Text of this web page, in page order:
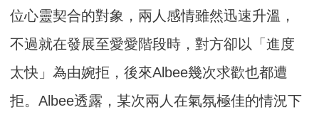
位心靈契合的對象，兩人感情雖然迅速升溫，
不過就在發展至愛愛階段時，對方卻以「進度
太快」為由婉拒，後來Albee幾次求歡也都遭
拒。Albee透露，某次兩人在氣氛極佳的情況下